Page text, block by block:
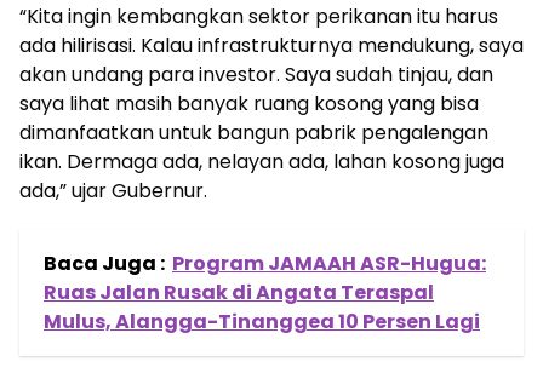
“Kita ingin kembangkan sektor perikanan itu harus
ada hilirisasi. Kalau infrastrukturnya mendukung, saya
akan undang para investor. Saya sudah tinjau, dan
saya lihat masih banyak ruang kosong yang bisa
dimanfaatkan untuk bangun pabrik pengalengan
ikan. Dermaga ada, nelayan ada, lahan kosong juga
ada,” ujar Gubernur.
Baca Juga : Program JAMAAH ASR-Hugua:
Ruas Jalan Rusak di Angata Teraspal
Mulus, Alangga-Tinanggea 10 Persen Lagi